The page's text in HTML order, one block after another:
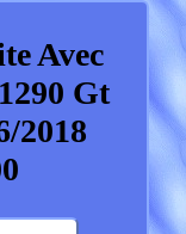
Avec
Gt
2018